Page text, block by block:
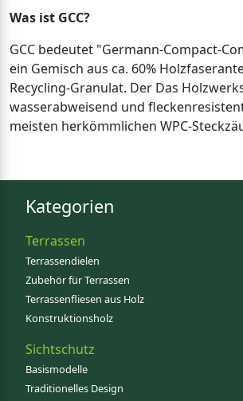
Was ist GCC?
GCC bedeutet "Germann-Compact-
ein Gemisch aus ca. 60%
Recycling-Granulat. Der Das
wasserabweisend und
meisten herkömmlichen WPC-
Kategorien
Terrassen
Terrassendielen
Zubehör für Terrassen
Terrassenfliesen aus Holz
Konstruktionsholz
Sichtschutz
Basismodelle
Traditionelles Design